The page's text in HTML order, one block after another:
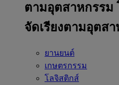
ตามอุตสาหกรรม
จัดเรียงตามอุตส
ยานยนต์
เกษตรกรรม
โลจิสติกส์